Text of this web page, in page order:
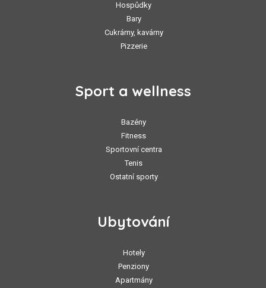
Hospůdky
Bary
Cukrárny, kavárny
Pizzerie
Sport a wellness
Bazény
Fitness
Sportovní centra
Tenis
Ostatní sporty
Ubytování
Hotely
Penziony
Apartmány